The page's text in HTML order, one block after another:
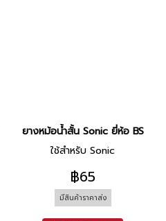
ยางหม้อน้ำสั้น Sonic ยี่ห้อ BS
ใช้สำหรับ Sonic
฿65
มีสินค้าราคาส่ง